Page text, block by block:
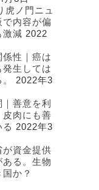
虎ノ門ニュ
内容が偏
激減 2022
性｜癌は
生しては
2022年3
善意を利
皮肉にも善
2022年3
が資金提供
ある。生物
か？